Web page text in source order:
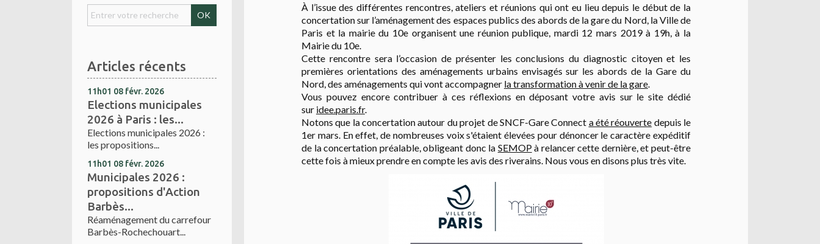
Articles récents
11h01 08 févr. 2026
Elections municipales
2026 à Paris : les...
Elections municipales 2026 :
les propositions...
11h01 08 févr. 2026
Municipales 2026 :
propositions d'Action
Barbès...
Réaménagement du carrefour
Barbès-Rochechouart...
À l’issue des différentes rencontres, ateliers et réunions qui ont eu lieu depuis le début de la
concertation sur l’aménagement des espaces publics des abords de la gare du Nord, la Ville de
Paris et la mairie du 10e organisent une réunion publique, mardi 12 mars 2019 à 19h, à la
Mairie du 10e.
Cette rencontre sera l’occasion de présenter les conclusions du diagnostic citoyen et les
premières orientations des aménagements urbains envisagés sur les abords de la Gare du
Nord, des aménagements qui vont accompagner la transformation à venir de la gare
Vous pouvez encore contribuer à ces réflexions en déposant votre avis sur le site dédié
sur idee.paris.fr.
Notons que la concertation autour du projet de SNCF-Gare Connect a été réouverte depuis le
1er mars. En effet, de nombreuses voix s'étaient élevées pour dénoncer le caractère expéditif
de la concertation préalable, obligeant donc la SEMOPà relancer cette dernière, et peut-être
cette fois à mieux prendre en compte les avis des riverains. Nous vous en disons plus très vite.